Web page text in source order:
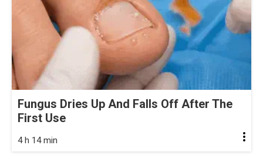
Fungus Dries Up And Falls Off After The
First Use
4 h 14 min